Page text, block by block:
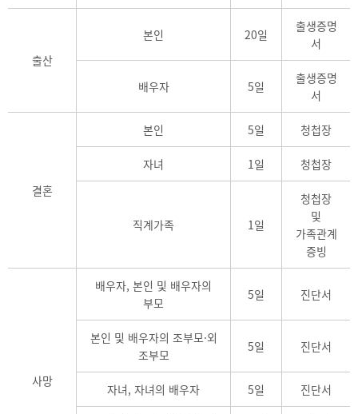
출산
본인 20일
출생증명
서
배우자 5일
출생증명
서
결혼
본인 5일 청첩장
자녀 1일 청첩장
직계가족 1일
청첩장
및
가족관계
증빙
사망
배우자, 본인 및 배우자의
부모
5일 진단서
본인 및 배우자의 조부모·외
조부모
5일 진단서
자녀, 자녀의 배우자 5일 진단서